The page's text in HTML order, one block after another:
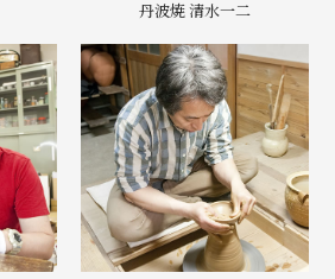
丹波焼 清水一二